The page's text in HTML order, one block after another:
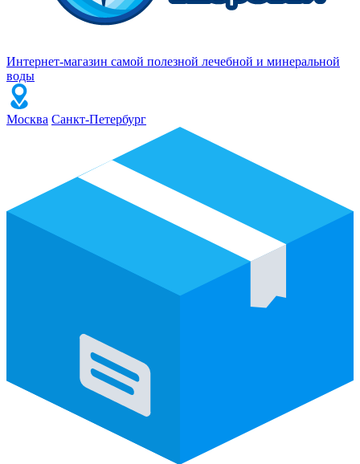
Интернет-магазин самой полезной лечебной и минеральной
воды
Москва Санкт-Петербург